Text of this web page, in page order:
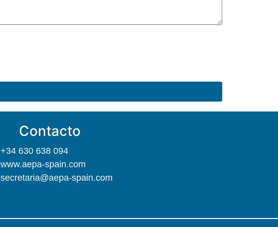
Contacto
+34 630 638 094
www.aepa-spain.com
secretaria@aepa-spain.com